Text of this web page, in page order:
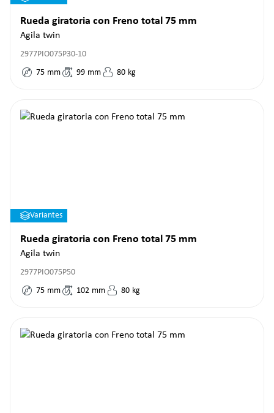
Rueda giratoria con Freno total 75 mm
Agila twin
2977PIO075P30-10
75 mm 99 mm 80 kg
Variantes
Rueda giratoria con Freno total 75 mm
Agila twin
2977PIO075P50
75 mm 102 mm 80 kg